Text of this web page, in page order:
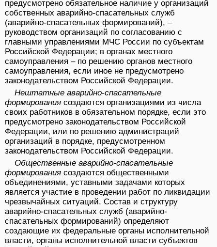
предусмотрено обязательное наличие у организаций
собственных аварийно-спасательных служб
(аварийно-спасательных формирований), –
руководством организаций по согласованию с
главными управлениями МЧС России по субъектам
Российской Федерации; в органах местного
самоуправления – по решению органов местного
самоуправления, если иное не предусмотрено
законодательством Российской Федерации.
Нештатные аварийно-спасательные
формирования создаются организациями из числа
своих работников в обязательном порядке, если это
предусмотрено законодательством Российской
Федерации, или по решению администраций
организаций в порядке, предусмотренном
законодательством Российской Федерации.
Общественные аварийно-спасательные
формирования создаются общественными
объединениями, уставными задачами которых
является участие в проведении работ по ликвидации
чрезвычайных ситуаций. Состав и структуру
аварийно-спасательных служб (аварийно-
спасательных формирований) определяют
создающие их федеральные органы исполнительной
власти, органы исполнительной власти субъектов